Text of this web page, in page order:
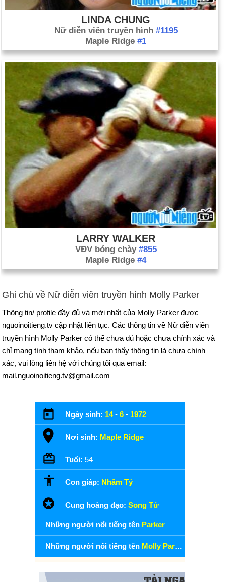
LINDA CHUNG
Nữ diễn viên truyền hình #1195
Maple Ridge #1
LARRY WALKER
VĐV bóng chày #855
Maple Ridge #4
Ghi chú về Nữ diễn viên truyền hình Molly Parker
Thông tin/ profile đầy đủ và mới nhất của Molly Parker được
nguoinoitieng.tv cập nhật liên tục. Các thông tin về Nữ diễn viên
truyền hình Molly Parker có thể chưa đủ hoặc chưa chính xác và
chỉ mang tính tham khảo, nếu bạn thấy thông tin là chưa chính
xác, vui lòng liên hệ với chúng tôi qua email:
mail.nguoinoitieng.tv@gmail.com
Ngày sinh: 14- 6 - 1972
Nơi sinh: Maple Ridge
Tuổi: 54
Con giáp: Nhâm Tý
Cung hoàng đạo: Song Tử
Những người nổi tiếng tên Parker
Những người nổi tiếng tên Molly Parker